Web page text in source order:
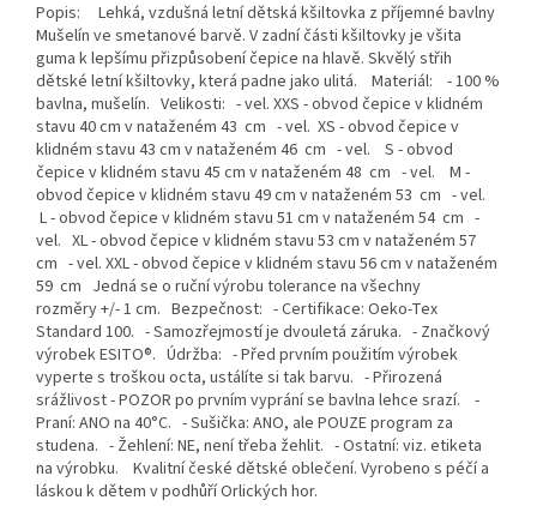
Popis: Lehká, vzdušná letní dětská kšiltovka z příjemné bavlny
Mušelín ve smetanové barvě. V zadní části kšiltovky je všita
guma k lepšímu přizpůsobení čepice na hlavě. Skvělý střih
dětské letní kšiltovky, která padne jako ulitá. Materiál: - 100 %
bavlna, mušelín. Velikosti: - vel. XXS - obvod čepice v klidném
stavu 40 cm v nataženém 43 cm - vel. XS - obvod čepice v
klidném stavu 43 cm v nataženém 46 cm - vel. S - obvod
čepice v klidném stavu 45 cm v nataženém 48 cm - vel. M -
obvod čepice v klidném stavu 49 cm v nataženém 53 cm - vel.
L - obvod čepice v klidném stavu 51 cm v nataženém 54 cm -
vel. XL - obvod čepice v klidném stavu 53 cm v nataženém 57
cm - vel. XXL - obvod čepice v klidném stavu 56 cm v nataženém
59 cm Jedná se o ruční výrobu tolerance na všechny
rozměry +/- 1 cm. Bezpečnost: - Certifikace: Oeko-Tex
Standard 100. - Samozřejmostí je dvouletá záruka. - Značkový
výrobek ESITO®. Údržba: - Před prvním použitím výrobek
vyperte s troškou octa, ustálíte si tak barvu. - Přirozená
srážlivost - POZOR po prvním vyprání se bavlna lehce srazí. -
Praní: ANO na 40°C. - Sušička: ANO, ale POUZE program za
studena. - Žehlení: NE, není třeba žehlit. - Ostatní: viz. etiketa
na výrobku. Kvalitní české dětské oblečení. Vyrobeno s péčí a
láskou k dětem v podhůří Orlických hor.